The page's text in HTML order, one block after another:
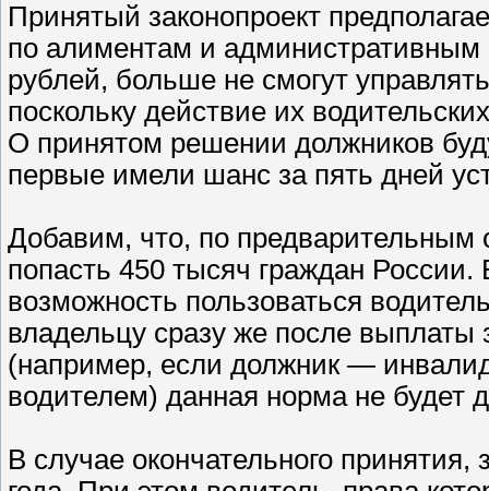
Принятый законопроект
по алиментам и
рублей, больше не смогут
поскольку действие их
О принятом решении должников
первые имели шанс за пять дней
Добавим, что, по предварительным
попасть 450 тысяч граждан России.
возможность пользоваться
владельцу сразу же после выплаты
(например, если должник —
водителем) данная норма не будет
В случае окончательного принятия,